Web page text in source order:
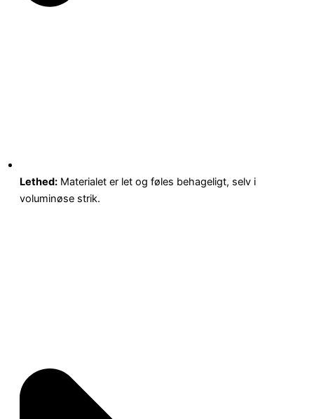
Lethed: Materialet er let og føles behageligt, selv i
voluminøse strik.